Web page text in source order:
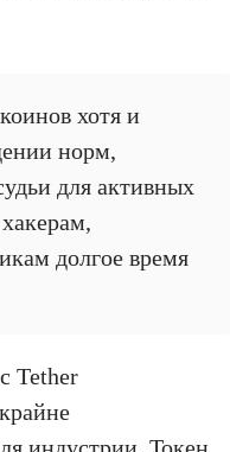
хотя и
норм,
для активных
долгое время
Tether